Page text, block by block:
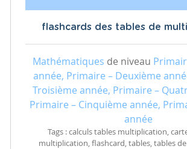
flashcards des tables de
Mathématiques de niveau
année, Primaire – Deuxième
Troisième année, Primaire –
Primaire – Cinquième année,
année
Tags : calculs tables multiplication,
multiplication, flashcard, tables, tables